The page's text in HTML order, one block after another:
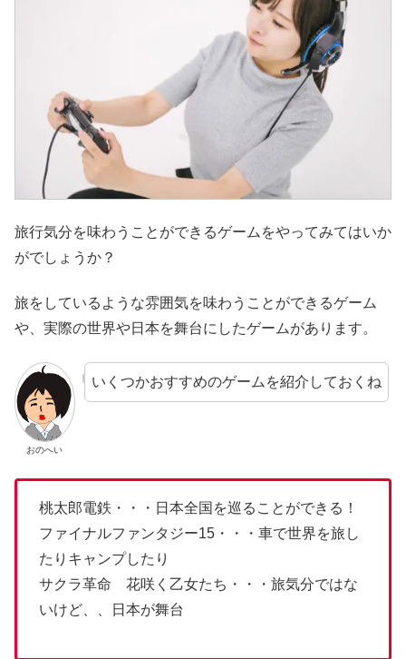
旅行気分を味わうことができるゲームをやってみてはいか
がでしょうか？
旅をしているような雰囲気を味わうことができるゲーム
や、実際の世界や日本を舞台にしたゲームがあります。
おのへい
いくつかおすすめのゲームを紹介しておくね
桃太郎電鉄・・・日本全国を巡ることができる！
ファイナルファンタジー15・・・車で世界を旅し
たりキャンプしたり
サクラ革命 花咲く乙女たち・・・旅気分ではな
いけど、、日本が舞台